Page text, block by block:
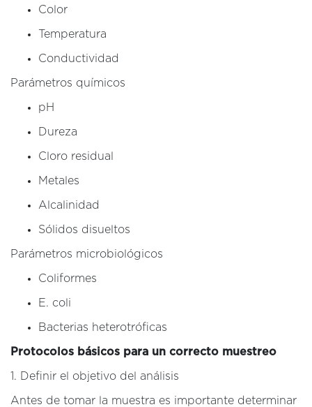
Color
Temperatura
Conductividad
Parámetros químicos
pH
Dureza
Cloro residual
Metales
Alcalinidad
Sólidos disueltos
Parámetros microbiológicos
Coliformes
E. coli
Bacterias heterotróficas
Protocolos básicos para un correcto muestreo
1. Definir el objetivo del análisis
Antes de tomar la muestra es importante determinar